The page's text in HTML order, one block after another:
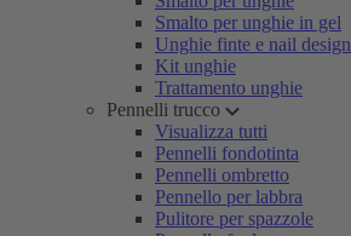
Smalto per unghie in gel
Unghie finte e nail design
Kit unghie
Trattamento unghie
Pennelli trucco
Visualizza tutti
Pennelli fondotinta
Pennelli ombretto
Pennello per labbra
Pulitore per spazzole